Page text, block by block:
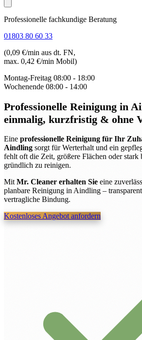
Professionelle fachkundige Beratung
01803 80 60 33
(0,09 €/min aus dt. FN,
max. 0,42 €/min Mobil)
Montag-Freitag 08:00 - 18:00
Wochenende 08:00 - 14:00
Professionelle Reinigung in
einmalig, kurzfristig & ohne
Eine professionelle Reinigung für Ihr
Aindling sorgt für Werterhalt und ein
fehlt oft die Zeit, größere Flächen oder stark
gründlich zu reinigen.
Mit Mr. Cleaner erhalten Sie eine
planbare Reinigung in Aindling –
vertragliche Bindung.
Kostenloses Angebot anfordern